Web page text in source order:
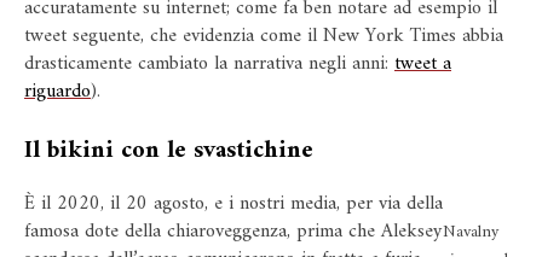
accuratamente su internet; come fa ben notare ad esempio il
tweet seguente, che evidenzia come il New York Times abbia
drasticamente cambiato la narrativa negli anni: tweet a
riguardo).
Il bikini con le svastichine
Navalny
È il 2020, il 20 agosto, e i nostri media, per via della
famosa dote della chiaroveggenza, prima che Aleksey